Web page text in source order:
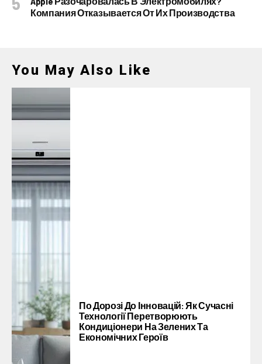
Компания Отказывается От Их Производства
You May Also Like
По Дорозі До Інновацій: Як Сучасні
Технології Перетворюють
Кондиціонери На Зелених Та
Економічних Героїв